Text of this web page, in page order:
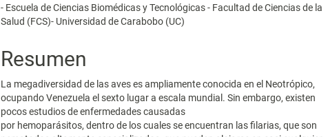
- Escuela de Ciencias Biomédicas y Tecnológicas - Facultad de Ciencias de la
Salud (FCS)- Universidad de Carabobo (UC)
Resumen
La megadiversidad de las aves es ampliamente conocida en el Neotrópico,
ocupando Venezuela el sexto lugar a escala mundial. Sin embargo, existen
pocos estudios de enfermedades causadas
por hemoparásitos, dentro de los cuales se encuentran las filarias, que son